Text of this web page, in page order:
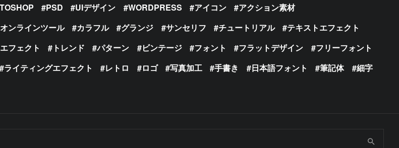
PSD UIデザイン WORDPRESS アイコン
アクション素材
オンラインツール カラフル グランジ サンセリフ チュートリアル
テキストエフェクト
フェクト トレンド パターン ビンテージ フォント フラットデザイン
フリーフォント
ライティングエフェクト レトロ ロゴ 写真加工 手書き 日本語フォント 筆記体
細字